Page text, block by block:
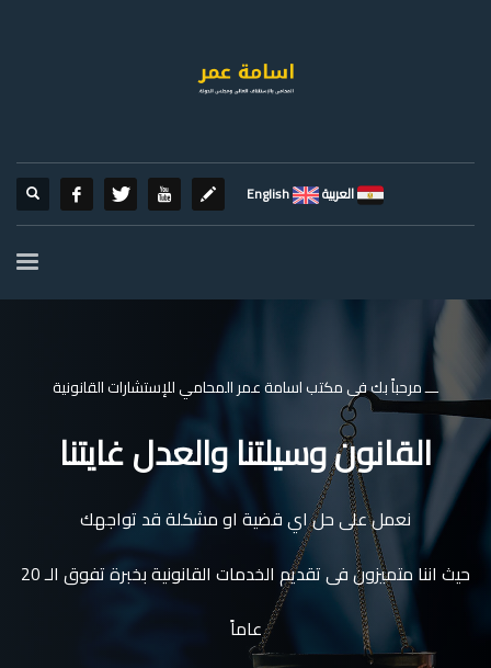
العربية English
ـــ مرحباً بك فى مكتب اسامة عمر المحامي للإستشارات القانونية
القانون وسيلتنا والعدل غايتنا
نعمل على حل اي قضية او مشكلة قد تواجهك
حيث اننا متميزون فى تقديم الخدمات القانونية بخبرة تفوق الـ 20
عاماً